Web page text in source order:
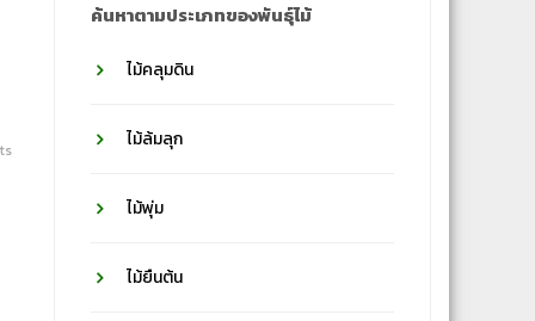
ค้นหาตามประเภทของพันธุ์ไม้
ไม้คลุมดิน
ไม้ล้มลุก
ไม้พุ่ม
ไม้ยืนต้น